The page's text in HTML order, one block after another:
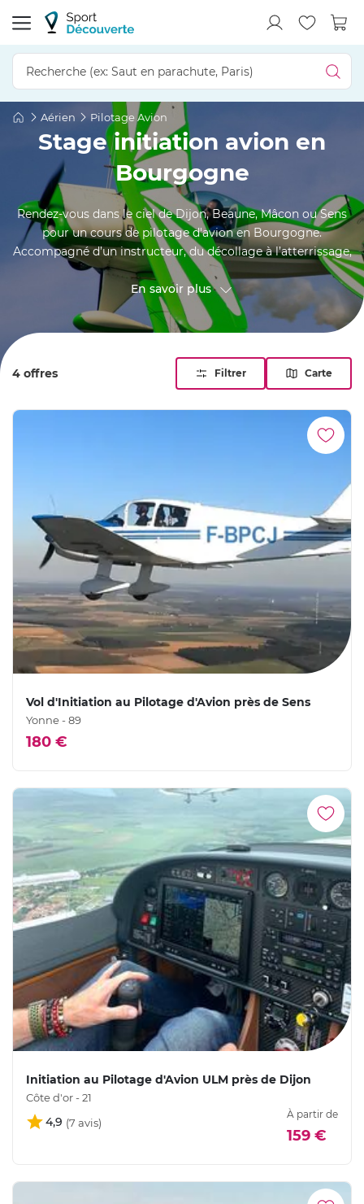
Aérien Pilotage Avion
Stage initiation avion en
Bourgogne
Rendez-vous dans le ciel de Dijon, Beaune, Mâcon ou Sens
pour un cours de pilotage d'avion en Bourgogne.
Accompagné d’un instructeur, du décollage à l’atterrissage,
vous serez guidé dans vos manœuvres et dans le
maniement du manche à balai. Ce vol d'initiation est idéal
si vous avez toujours rêvé de prendre les commandes.
Piloter un avion de tourisme est un périple aérien hors du
En savoir plus
4 offres Filtrer Carte
Vol d'Initiation au Pilotage d'Avion près de Sens
Yonne - 89
180 €
Initiation au Pilotage d'Avion ULM près de Dijon
Côte d'or - 21
4,9
À partir de
159 €